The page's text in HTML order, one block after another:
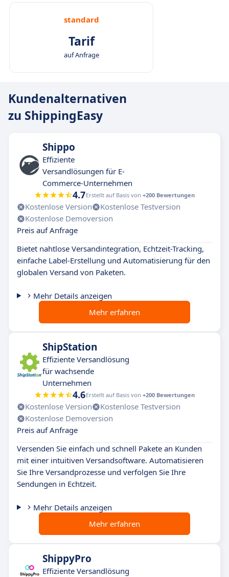
standard
Tarif
auf Anfrage
Kundenalternativen
zu ShippingEasy
Shippo
Effiziente
Versandlösungen für E-
Commerce-Unternehmen
4.7Erstellt auf Basis von +200 Bewertungen
Kostenlose Version
Kostenlose Testversion
Kostenlose Demoversion
Preis auf Anfrage
Bietet nahtlose Versandintegration, Echtzeit-Tracking,
einfache Label-Erstellung und Automatisierung für den
globalen Versand von Paketen.
Mehr Details anzeigen
Mehr erfahren
ShipStation
Effiziente Versandlösung
für wachsende
Unternehmen
4.6Erstellt auf Basis von +200 Bewertungen
Kostenlose Version
Kostenlose Testversion
Kostenlose Demoversion
Preis auf Anfrage
Versenden Sie einfach und schnell Pakete an Kunden
mit einer intuitiven Versandsoftware. Automatisieren
Sie Ihre Versandprozesse und verfolgen Sie Ihre
Sendungen in Echtzeit.
Mehr Details anzeigen
Mehr erfahren
ShippyPro
Effiziente Versandlösung